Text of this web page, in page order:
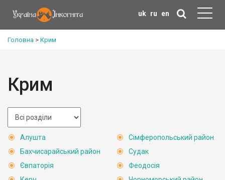
uk ru en
Головна > Крим
Крим
Алушта
Бахчисарайський район
Євпаторія
Сімферопольський район
Судак
Феодосія